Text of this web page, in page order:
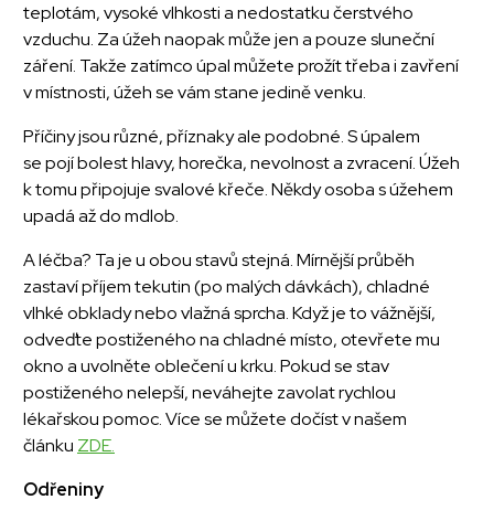
teplotám, vysoké vlhkosti a nedostatku čerstvého
vzduchu. Za úžeh naopak může jen a pouze sluneční
záření. Takže zatímco úpal můžete prožít třeba i zavření
v místnosti, úžeh se vám stane jedině venku.
Příčiny jsou různé, příznaky ale podobné. S úpalem
se pojí bolest hlavy, horečka, nevolnost a zvracení. Úžeh
k tomu připojuje svalové křeče. Někdy osoba s úžehem
upadá až do mdlob.
A léčba? Ta je u obou stavů stejná. Mírnější průběh
zastaví příjem tekutin (po malých dávkách), chladné
vlhké obklady nebo vlažná sprcha. Když je to vážnější,
odveďte postiženého na chladné místo, otevřete mu
okno a uvolněte oblečení u krku. Pokud se stav
postiženého nelepší, neváhejte zavolat rychlou
lékařskou pomoc. Více se můžete dočíst v našem
článku ZDE.
Odřeniny